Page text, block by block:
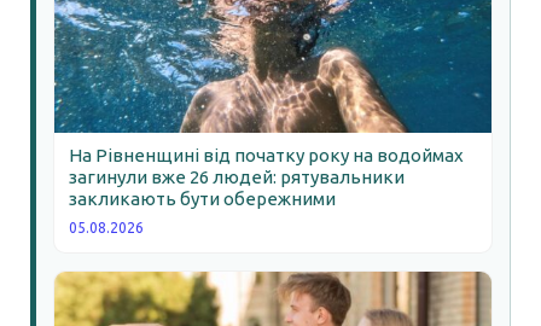
На Рівненщині від початку року на водоймах
загинули вже 26 людей: рятувальники
закликають бути обережними
05.08.2026